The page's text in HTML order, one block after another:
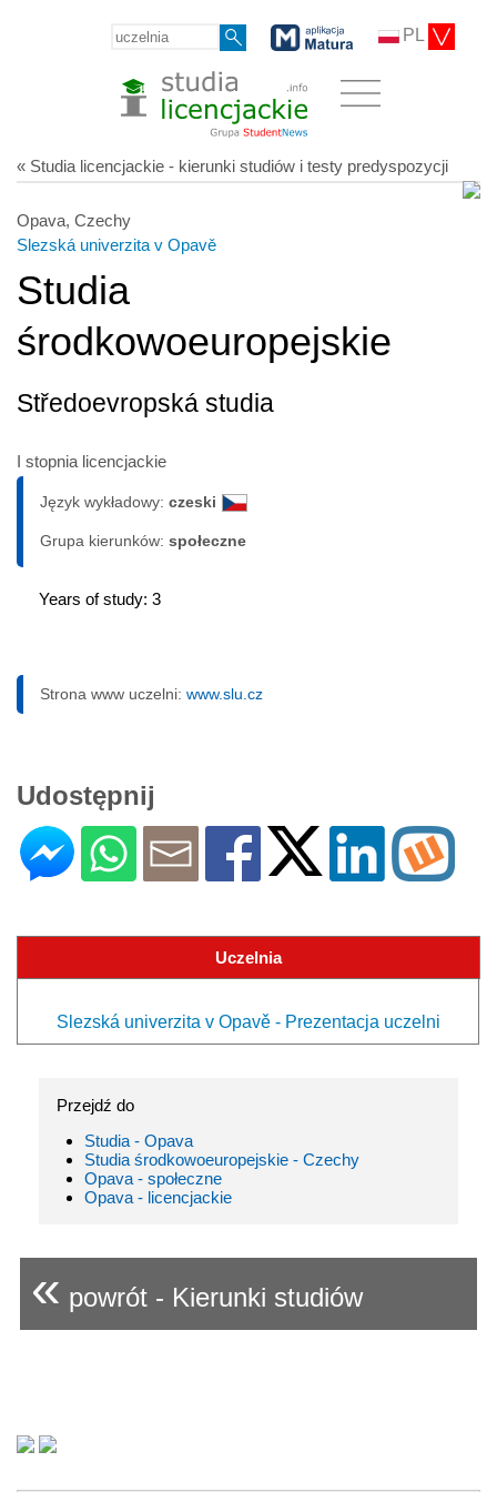
PL
« Studia licencjackie - kierunki studiów i testy predyspozycji
Opava, Czechy
Slezská univerzita v Opavě
Studia
środkowoeuropejskie
Středoevropská studia
I stopnia licencjackie
Język wykładowy: czeski
Grupa kierunków: społeczne
Years of study: 3
Strona www uczelni: www.slu.cz
Udostępnij
Uczelnia
Slezská univerzita v Opavě - Prezentacja uczelni
Przejdź do
Studia - Opava
Studia środkowoeuropejskie - Czechy
Opava - społeczne
Opava - licencjackie
« powrót - Kierunki studiów